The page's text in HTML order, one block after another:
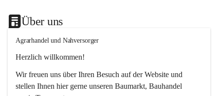
Über uns
Agrarhandel und Nahversorger
Herzlich willkommen!
Wir freuen uns über Ihren Besuch auf der Website und
stellen Ihnen hier gerne unseren Baumarkt, Bauhandel